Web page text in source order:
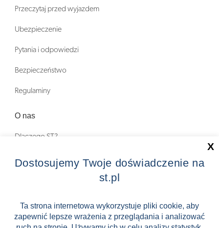
Przeczytaj przed wyjazdem
Ubezpieczenie
Pytania i odpowiedzi
Bezpieczeństwo
Regulaminy
O nas
Dlaczego ST?
Zostań Pilotem wycieczek!
Zniżki
FAQ
Dostosujemy Twoje doświadczenie na
st.pl
Ta strona internetowa wykorzystuje pliki cookie, aby
zapewnić lepsze wrażenia z przeglądania i analizować
X